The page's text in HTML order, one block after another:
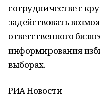
сотрудничестве с
задействовать
ответственного
информирования
выборах.
РИА Новости